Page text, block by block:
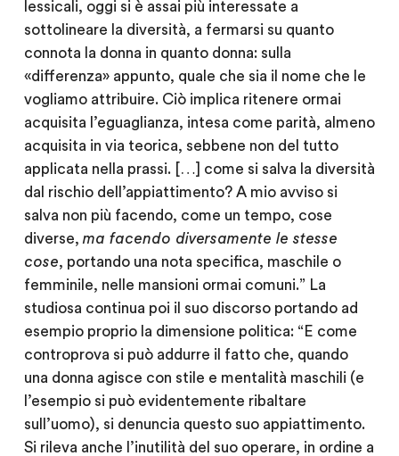
lessicali, oggi si è assai più interessate a
sottolineare la diversità, a fermarsi su quanto
connota la donna in quanto donna: sulla
«differenza» appunto, quale che sia il nome che le
vogliamo attribuire. Ciò implica ritenere ormai
acquisita l’eguaglianza, intesa come parità, almeno
acquisita in via teorica, sebbene non del tutto
applicata nella prassi. […] come si salva la diversità
dal rischio dell’appiattimento? A mio avviso si
salva non più facendo, come un tempo, cose
diverse, ma facendo diversamente le stesse
cose, portando una nota specifica, maschile o
femminile, nelle mansioni ormai comuni.” La
studiosa continua poi il suo discorso portando ad
esempio proprio la dimensione politica: “E come
controprova si può addurre il fatto che, quando
una donna agisce con stile e mentalità maschili (e
l’esempio si può evidentemente ribaltare
sull’uomo), si denuncia questo suo appiattimento.
Si rileva anche l’inutilità del suo operare, in ordine a